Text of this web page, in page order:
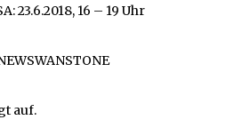
23.6.2018, 16 – 19 Uhr
auf.